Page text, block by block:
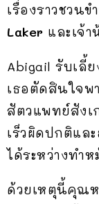
เรื่องราวชวน
Laker และเจ้
Abigail รับเลี้
เธอตัดสินใจ
สัตวแพทย์สังเ
เร็วผิดปกติแล
ได้ระหว่างทำ
ด้วยเหตุนี้คุณห